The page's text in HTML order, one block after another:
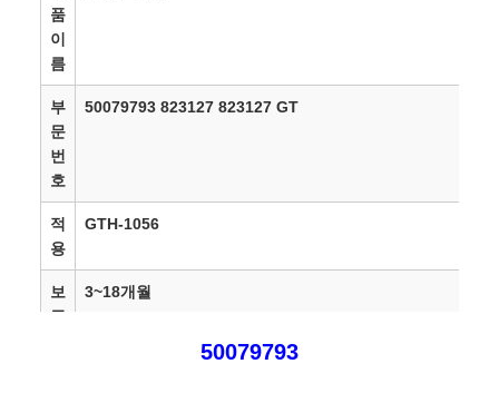
품
이
름
부
문
번
호
50079793 823127 823127 GT
적
용
GTH-1056
보
증
3~18개월
50079793